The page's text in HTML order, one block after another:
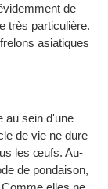
de
très particulière.
asiatiques
au sein d'une
de vie ne dure
les œufs. Au-
de pondaison,